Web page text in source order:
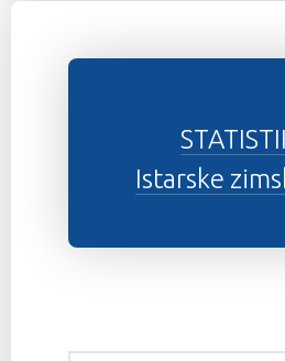
Istarske